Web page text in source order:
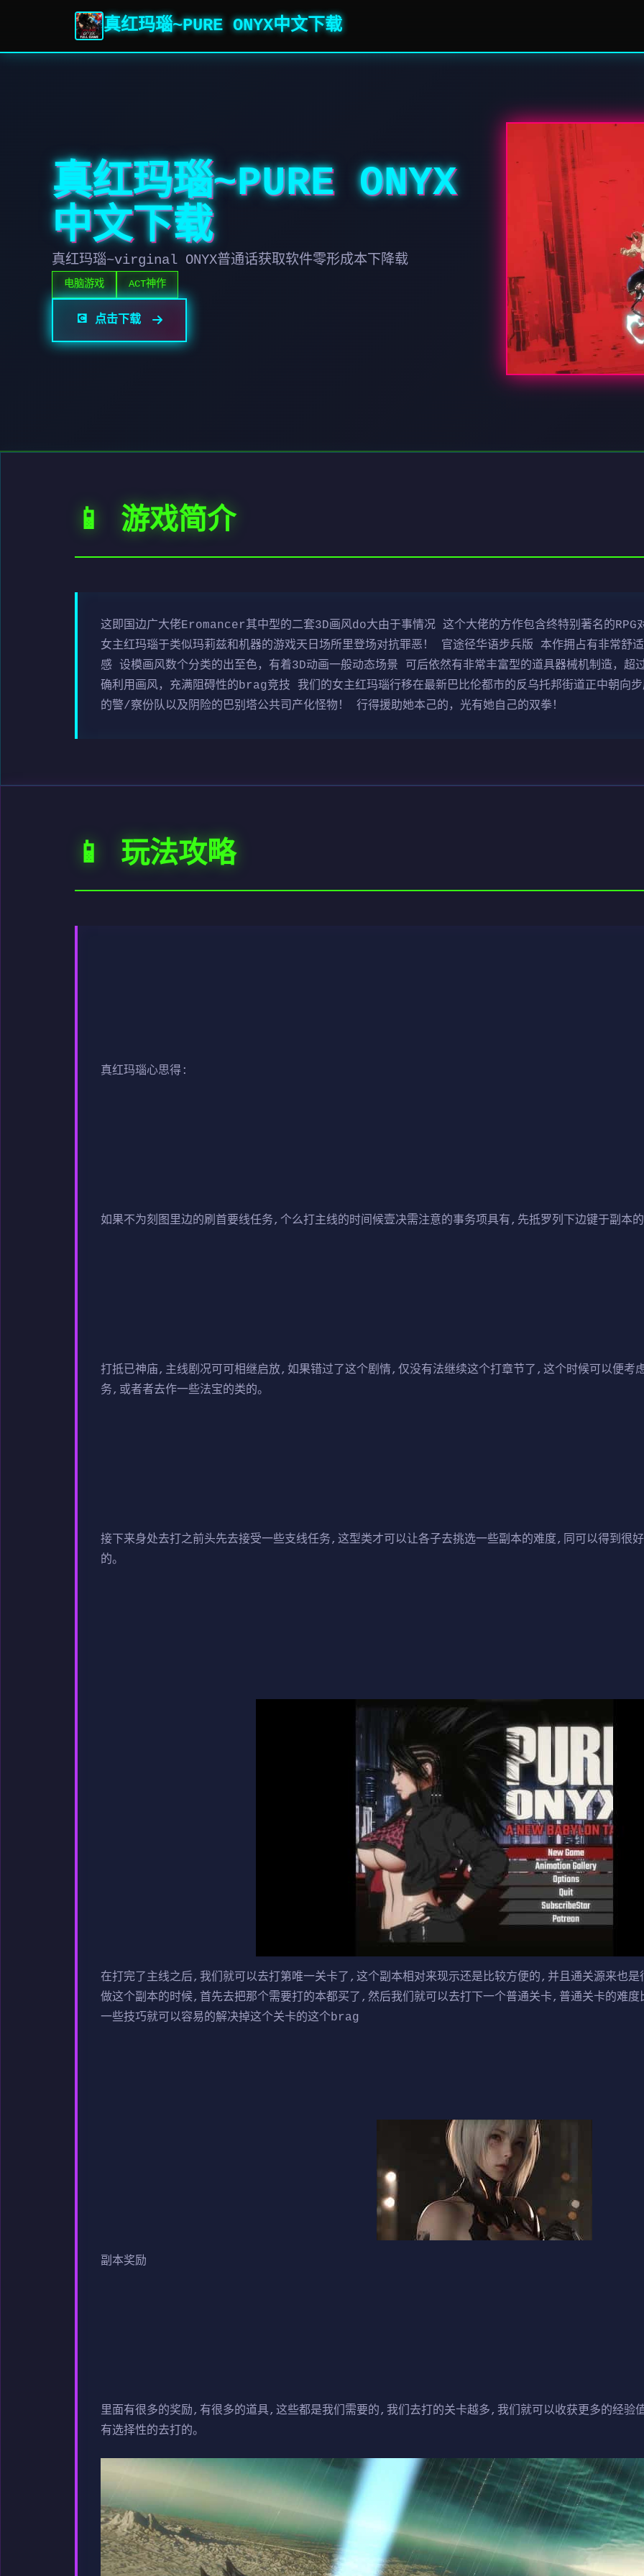
真红玛瑙~PURE ONYX中文下载
真红玛瑙~PURE ONYX
中文下载
真红玛瑙~virginal ONYX普通话获取软件零形成本下降载
电脑游戏 ACT神作
💽 点击下载
📱 游戏简介
这即国边广大佬Eromancer其中型的二套3D画风do大由于事情况 这个大佬的方作包含终特别著名的
女主红玛瑙于类似玛莉兹和机器的游戏天日场所里登场对抗罪恶！ 官途径华语步兵版 本作拥占有非常舒
感 设模画风数个分类的出至色，有着3D动画一般动态场景 可后依然有非常丰富型的道具器械机制造，超
确利用画风，充满阻碍性的brag竞技 我们的女主红玛瑙行移在最新巴比伦都市的反乌托邦街道正中朝向
的警/察份队以及阴险的巴别塔公共司产化怪物！ 行得援助她本己的，光有她自己的双拳！
📱 玩法攻略
真红玛瑙心思得:
如果不为刻图里边的刷首要线任务,个么打主线的时间候壹决需注意的事务项具有,先抵罗列下边键于副本的
打抵已神庙,主线剧况可可相继启放,如果错过了这个剧情,仅没有法继续这个打章节了,这个时候可以便考
务,或者者去作一些法宝的类的。
接下来身处去打之前头先去接受一些支线任务,这型类才可以让各子去挑选一些副本的难度,同可以得到很
的。
在打完了主线之后,我们就可以去打第唯一关卡了,这个副本相对来现示还是比较方便的,并且通关源来也
做这个副本的时候,首先去把那个需要打的本都买了,然后我们就可以去打下一个普通关卡,普通关卡的难
一些技巧就可以容易的解决掉这个关卡的这个brag
副本奖励
里面有很多的奖励,有很多的道具,这些都是我们需要的,我们去打的关卡越多,我们就可以收获更多的经验
有选择性的去打的。